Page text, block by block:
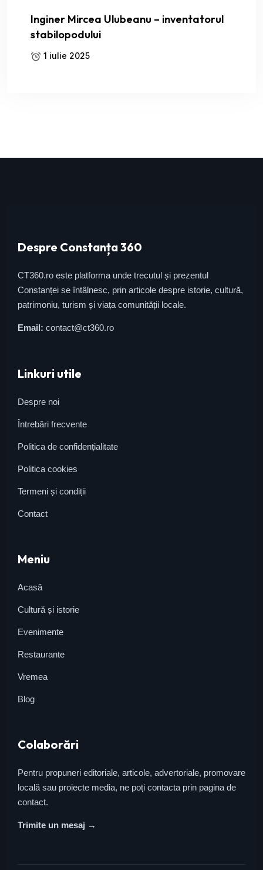
Inginer Mircea Ulubeanu – inventatorul
stabilopodului
1 iulie 2025
Despre Constanța 360
CT360.ro este platforma unde trecutul și prezentul
Constanței se întâlnesc, prin articole despre istorie, cultură,
patrimoniu, turism și viața comunității locale.
Email: contact@ct360.ro
Linkuri utile
Despre noi
Întrebări frecvente
Politica de confidențialitate
Politica cookies
Termeni și condiții
Contact
Meniu
Acasă
Cultură și istorie
Evenimente
Restaurante
Vremea
Blog
Colaborări
Pentru propuneri editoriale, articole, advertoriale, promovare
locală sau proiecte media, ne poți contacta prin pagina de
contact.
Trimite un mesaj →